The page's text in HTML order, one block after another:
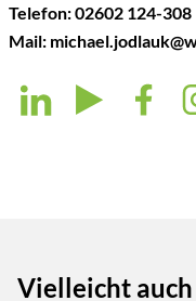
Telefon:02602 124-308
Mail:
Vielleicht